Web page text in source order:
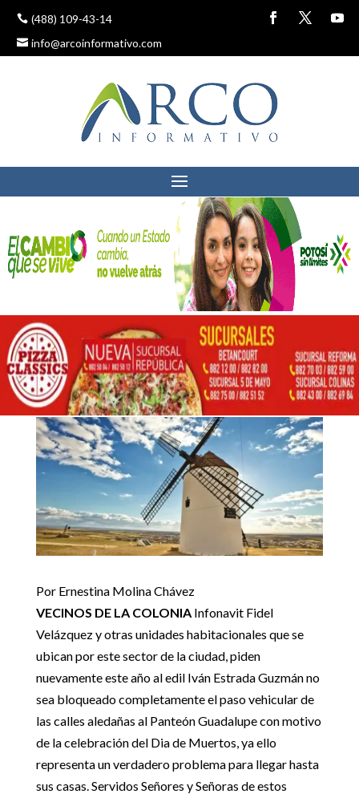
(488) 109-43-14
info@arcoinformativo.com
 Inicio 5 Artículos de opinión 5 MOLINOS DE VIENTO
MOLINOS DE VIENTO
Artículos de opinión
27 octubre, 2022
Por Ernestina Molina Chávez
VECINOS DE LA COLONIAInfonavit Fidel
Velázquez y otras unidades habitacionales que se
ubican por este sector de la ciudad, piden
nuevamente este año al edil Iván Estrada Guzmán no
sea bloqueado completamente el paso vehicular de
las calles aledañas al Panteón Guadalupe con motivo
de la celebración del Dia de Muertos, ya ello
representa un verdadero problema para llegar hasta
sus casas. Servidos Señores y Señoras de estos